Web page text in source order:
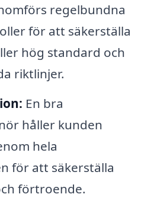
regelbundna
för att säkerställa
hög standard och
riktlinjer.
En bra
håller kunden
hela
för att säkerställa
förtroende.